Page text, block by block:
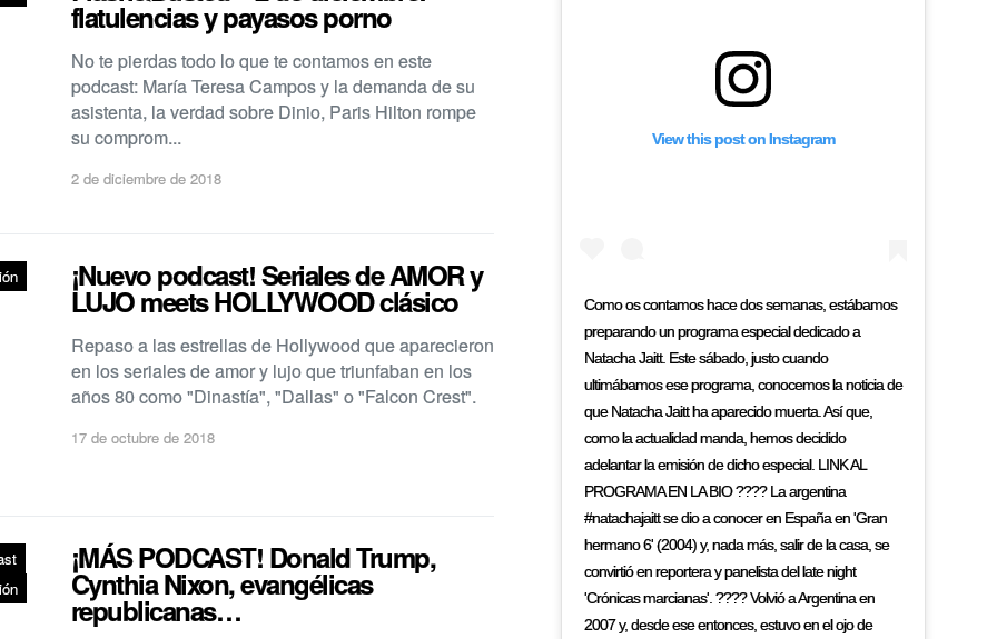
flatulencias y payasos porno
No te pierdas todo lo que te contamos en este
podcast: María Teresa Campos y la demanda de su
asistenta, la verdad sobre Dinio, Paris Hilton rompe
su comprom...
2 de diciembre de 2018
¡Nuevo podcast! Seriales de AMOR y
LUJO meets HOLLYWOOD clásico
Repaso a las estrellas de Hollywood que aparecieron
en los seriales de amor y lujo que triunfaban en los
años 80 como "Dinastía", "Dallas" o "Falcon Crest".
17 de octubre de 2018
¡MÁS PODCAST! Donald Trump,
Cynthia Nixon, evangélicas
republicanas…
View this post on Instagram
Como os contamos hace dos semanas, estábamos
preparando un programa especial dedicado a
Natacha Jaitt. Este sábado, justo cuando
ultimábamos ese programa, conocemos la noticia de
que Natacha Jaitt ha aparecido muerta. Así que,
como la actualidad manda, hemos decidido
adelantar la emisión de dicho especial. LINK AL
PROGRAMA EN LA BIO ???? La argentina
#natachajaitt se dio a conocer en España en 'Gran
hermano 6' (2004) y, nada más, salir de la casa, se
convirtió en reportera y panelista del late night
'Crónicas marcianas'. ???? Volvió a Argentina en
2007 y, desde ese entonces, estuvo en el ojo de